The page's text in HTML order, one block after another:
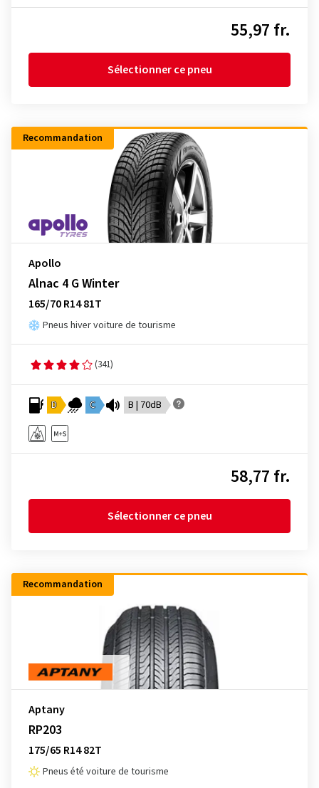
55,97 fr.
Sélectionner ce pneu
Recommandation
Apollo
Alnac 4 G Winter
165/70 R14 81T
Pneus hiver voiture de tourisme
(341)
D C B | 70dB
58,77 fr.
Sélectionner ce pneu
Recommandation
Aptany
RP203
175/65 R14 82T
Pneus été voiture de tourisme